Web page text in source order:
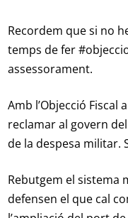
Recordem que si no
temps de fer
assessorament.
Amb l’Objecció
reclamar al govern
de la despesa militar.
Rebutgem el sistema
defensen el que cal